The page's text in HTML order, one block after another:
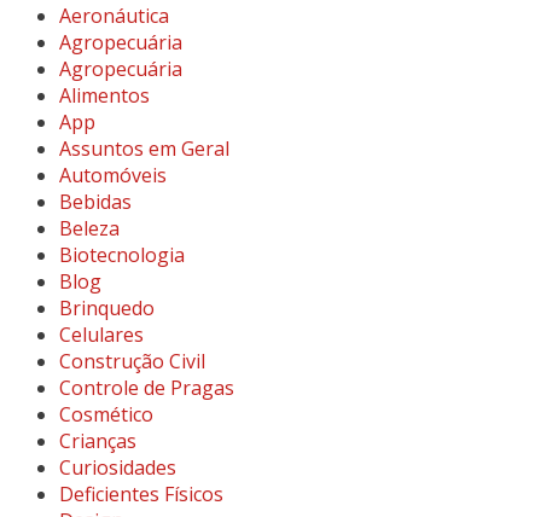
Aeronáutica
Agropecuária
Agropecuária
Alimentos
App
Assuntos em Geral
Automóveis
Bebidas
Beleza
Biotecnologia
Blog
Brinquedo
Celulares
Construção Civil
Controle de Pragas
Cosmético
Crianças
Curiosidades
Deficientes Físicos